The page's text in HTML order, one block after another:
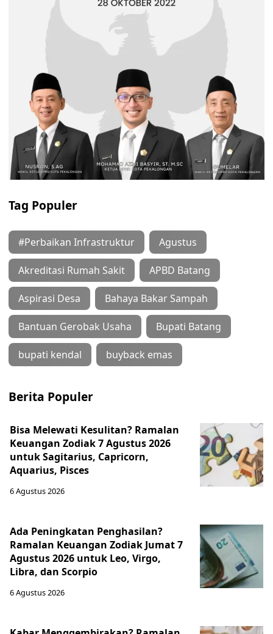
Tag Populer
#Perbaikan Infrastruktur Agustus
Akreditasi Rumah Sakit APBD Batang
Aspirasi Desa Bahaya Bakar Sampah
Bantuan Gerobak Usaha Bupati Batang
bupati kendal buyback emas
Berita Populer
Bisa Melewati Kesulitan? Ramalan
Keuangan Zodiak 7 Agustus 2026
untuk Sagitarius, Capricorn,
Aquarius, Pisces
6 Agustus 2026
Ada Peningkatan Penghasilan?
Ramalan Keuangan Zodiak Jumat 7
Agustus 2026 untuk Leo, Virgo,
Libra, dan Scorpio
6 Agustus 2026